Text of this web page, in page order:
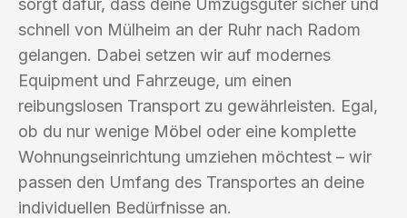
sorgt dafür, dass deine Umzugsgüter sicher und
schnell von Mülheim an der Ruhr nach Radom
gelangen. Dabei setzen wir auf modernes
Equipment und Fahrzeuge, um einen
reibungslosen Transport zu gewährleisten. Egal,
ob du nur wenige Möbel oder eine komplette
Wohnungseinrichtung umziehen möchtest – wir
passen den Umfang des Transportes an deine
individuellen Bedürfnisse an.